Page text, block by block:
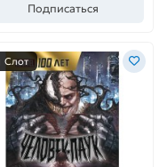
Подписаться
Слот